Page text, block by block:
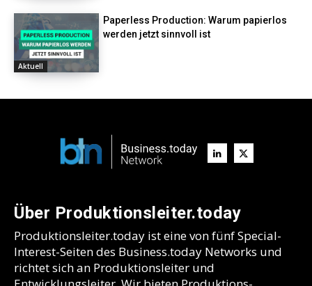
Aktuell
Paperless Production: Warum papierlos
werden jetzt sinnvoll ist
Über Produktionsleiter.today
Produktionsleiter.today ist eine von fünf Special-
Interest-Seiten des Business.today Networks und
richtet sich an Produktionsleiter und